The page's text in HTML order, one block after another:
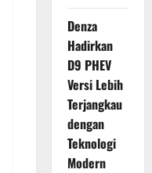
Denza
Hadirkan
D9 PHEV
Versi Lebih
Terjangkau
dengan
Teknologi
Modern